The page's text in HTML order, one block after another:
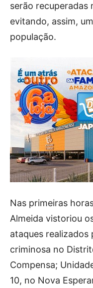
serão recuperadas
evitando, assim,
população.
Nas primeiras
Almeida vistoriou
ataques
criminosa no
Compensa;
10, no Nova